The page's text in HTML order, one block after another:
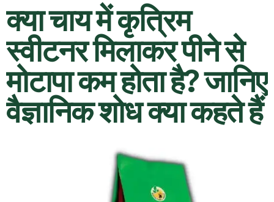
क्या चाय में कृत्रिम
स्वीटनर मिलाकर पीने से
मोटापा कम होता है? जानिए
वैज्ञानिक शोध क्या कहते हैं